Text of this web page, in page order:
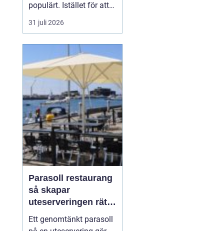
populärt. Istället för att
låta arvegods ligga i en
låda kan de formas om
passar stilen i dag och
bär med sig historien.
N&au...
31 juli 2026
Parasoll restaurang
så skapar
uteserveringen rätt
känsla året runt
Ett genomtänkt parasoll